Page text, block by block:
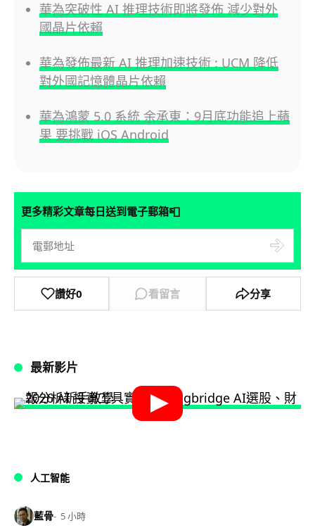
華為突破性 AI 推理技術即將發佈 減少對外
國晶片依賴
華為發佈最新 AI 推理加速技術 : UCM 降低
對外國記憶體晶片依賴
華為鴻蒙 5.0 系統 余承東：9月底功能追上蘋
果 要挑戰 iOS Android
更多精彩文章每日送到電子郵箱📮
讚好0 看留言 分享
最新影片
人工智能
藍骨 5 小時